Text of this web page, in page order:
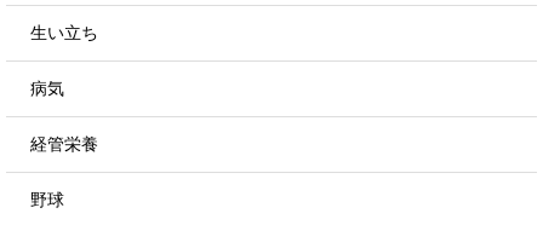
生い立ち
病気
経管栄養
野球